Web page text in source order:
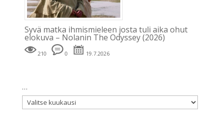
Syvä matka ihmismieleen josta tuli aika ohut
elokuva – Nolanin The Odyssey (2026)
210 0 19.7.2026
…